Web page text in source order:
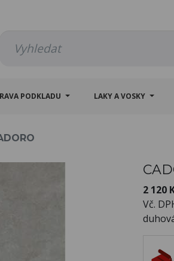
PODKLADU LAKY A VOSKY
2 120
Vč.